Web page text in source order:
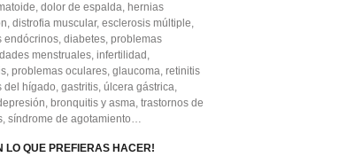
dolor de espalda, hernias
distrofia muscular, esclerosis múltiple,
diabetes, problemas
menstruales, infertilidad,
problemas oculares, glaucoma, retinitis
hígado, gastritis, úlcera gástrica,
bronquitis y asma, trastornos de
síndrome de agotamiento…
LO QUE PREFIERAS HACER!